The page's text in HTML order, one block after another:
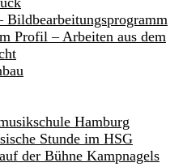
Bildbearbeitungsprogramm
Profil – Arbeiten aus dem
Hamburg
Stunde im HSG
der Bühne Kampnagels